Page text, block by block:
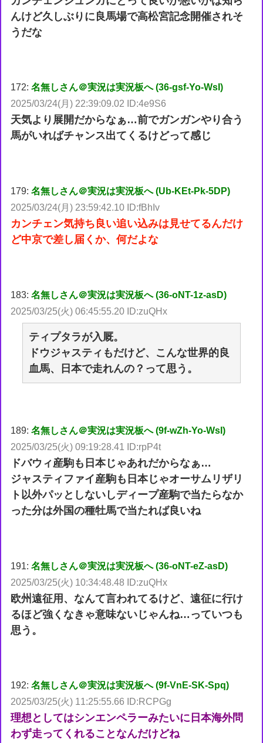
んけど久しぶりに良馬場で高松宮記念開催されそ
うだな
172:名無しさん＠実況は実況板へ (36-gsf-Yo-WsI)
2025/03/24(月) 22:39:09.02 ID:4e9S6
天気より展開だからなぁ…前でガンガンやり合う
馬がいればチャンス出てくるけどって感じ
179:名無しさん＠実況は実況板へ (Ub-KEt-Pk-5DP)
2025/03/24(月) 23:59:42.10 ID:fBhIv
カンチェン気持ち良い追い込みは見せてるんだけ
ど中京で差し届くか、何だよな
183:名無しさん＠実況は実況板へ (36-oNT-1z-asD)
2025/03/25(火) 06:45:55.20 ID:zuQHx
ティプタラが入厩。
ドウジャスティもだけど、こんな世界的良
血馬、日本で走れんの？って思う。
189:名無しさん＠実況は実況板へ (9f-wZh-Yo-WsI)
2025/03/25(火) 09:19:28.41 ID:rpP4t
ドバウィ産駒も日本じゃあれだからなぁ…
ジャスティファイ産駒も日本じゃオーサムリザリ
ト以外パッとしないしディープ産駒で当たらなか
った分は外国の種牡馬で当たれば良いね
191:名無しさん＠実況は実況板へ (36-oNT-eZ-asD)
2025/03/25(火) 10:34:48.48 ID:zuQHx
欧州遠征用、なんて言われてるけど、遠征に行け
るほど強くなきゃ意味ないじゃんね…っていつも
思う。
192:名無しさん＠実況は実況板へ (9f-VnE-SK-Spq)
2025/03/25(火) 11:25:55.66 ID:RCPGg
理想としてはシンエンペラーみたいに日本海外問
わず走ってくれることなんだけどね